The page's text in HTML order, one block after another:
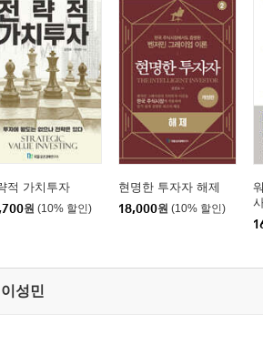
주와 경영진: 배당정책
배당정책 / 주식배당과 주식분할
자의 핵심 ‘안전마진’
자 이론 / 투자와 투기의 기준 / 투자 개념의
그레이엄-도드 마을의 투자고수들
년 투자소득세 및 증권거래세에 관한 주요
연구: 에트나 메인터넌스 컴퍼니
적 가치투자
원 (10% 할인)
현명한 투자자 해제
18,000원 (10% 할인)
이성민